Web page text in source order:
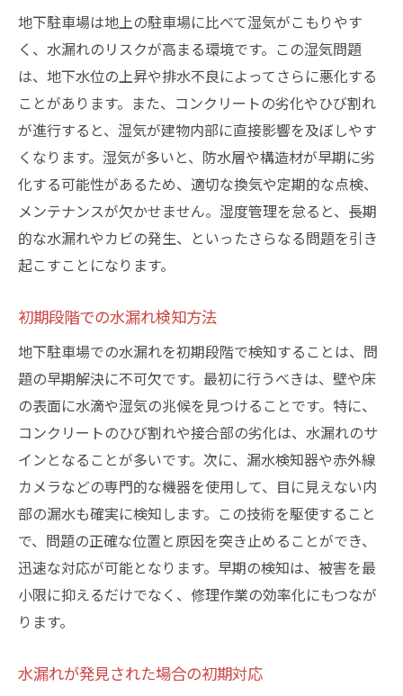
地元の建築基準に基づく修繕計画
専門家による定期的な診断の重要性
地下駐車場の水漏れを防止するための定期点検
の重要性
定期点検の頻度と内容の確認
点検時に見落としがちなポイント
予防保全のための点検手順
点検結果を活かした改善策の実施
点検記録の重要性とその活用法
水漏れ対策に必須の排水設備のメンテナンス方
法
効果的な排水設備の選び方
排水設備のメンテナンス手順
排水管の詰まりを防ぐ方法
排水設備の寿命を延ばすメンテナンス
日常的な清掃と点検の重要性
異常が発見された場合の対応策
専門家による防水コーティングで地下駐車場を
守る
地下駐車場は地上の駐車場に比べて湿気がこもりやす
く、水漏れのリスクが高まる環境です。この湿気問題
は、地下水位の上昇や排水不良によってさらに悪化する
ことがあります。また、コンクリートの劣化やひび割れ
が進行すると、湿気が建物内部に直接影響を及ぼしやす
くなります。湿気が多いと、防水層や構造材が早期に劣
化する可能性があるため、適切な換気や定期的な点検、
メンテナンスが欠かせません。湿度管理を怠ると、長期
的な水漏れやカビの発生、といったさらなる問題を引き
起こすことになります。
初期段階での水漏れ検知方法
地下駐車場での水漏れを初期段階で検知することは、問
題の早期解決に不可欠です。最初に行うべきは、壁や床
の表面に水滴や湿気の兆候を見つけることです。特に、
コンクリートのひび割れや接合部の劣化は、水漏れのサ
インとなることが多いです。次に、漏水検知器や赤外線
カメラなどの専門的な機器を使用して、目に見えない内
部の漏水も確実に検知します。この技術を駆使すること
で、問題の正確な位置と原因を突き止めることができ、
迅速な対応が可能となります。早期の検知は、被害を最
小限に抑えるだけでなく、修理作業の効率化にもつなが
ります。
水漏れが発見された場合の初期対応